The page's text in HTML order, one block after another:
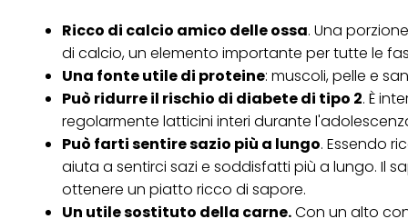
Ricco di calcio amico delle ossa. Una
di calcio, un elemento importante per tutte le
Una fonte utile di proteine: muscoli, pelle e
Può ridurre il rischio di diabete di tipo 2. È
regolarmente latticini interi durante
Può farti sentire sazio più a lungo. Essendo
aiuta a sentirci sazi e soddisfatti più a lungo. Il
ottenere un piatto ricco di sapore.
Un utile sostituto della carne.Con un alto
qualsiasi
collegata nel piè di
periodo di
"modifica" di seguito".
Se fai clic su
per uno o più
tuoi dati personali
necessari per